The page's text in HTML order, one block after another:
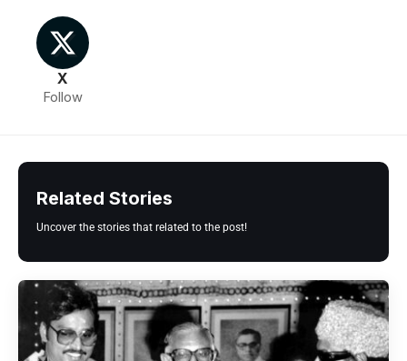
X
Follow
Related Stories
Uncover the stories that related to the post!